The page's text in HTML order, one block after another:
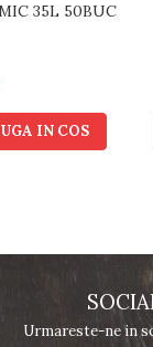
35L 50BUC
IN COS
Urmareste-ne in